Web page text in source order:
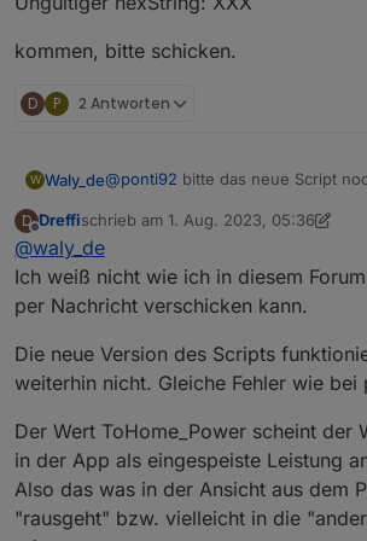
01:00:27.210	error
01:00:27.211	error
01:00:27.237	error
01:00:27.257	error
angepasst und es regelt wie vorher.
Bildschirm­foto 2023-08-01 um
kommen, bitte schicken.
D P 2 Antworten
W Waly_de@ponti92 bitte das neue Script
Wenn da Einträge mit:
kommen, bitte schicken.
D
Offline
Dreffischrieb am 1. Aug. 2023, 05:36
zuletzt editiert von Dreffi 8. Jan. 2023,
@waly_de
Ich weiß nicht wie ich in diesem
per Nachricht verschicken kann.
Die neue Version des Scripts
weiterhin nicht. Gleiche Fehler wie bei
Der Wert ToHome_Power scheint der
in der App als eingespeiste Leistung
Also das was in der Ansicht aus dem
"rausgeht" bzw. vielleicht in die